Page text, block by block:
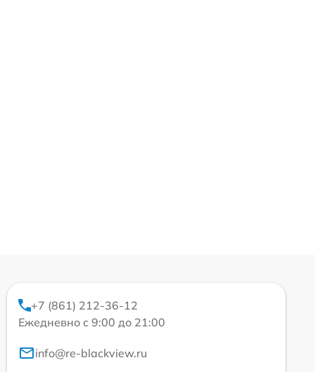
+7 (861) 212-36-12
Ежедневно с 9:00 до 21:00
info@re-blackview.ru